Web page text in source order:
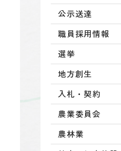
公示送達
職員採用情報
選挙
地方創生
入札・契約
農業委員会
農林業